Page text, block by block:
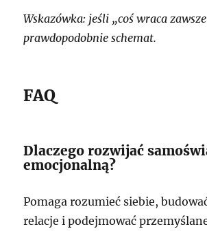
Wskazówka: jeśli „coś wraca
prawdopodobnie schemat.
FAQ
Dlaczego rozwijać
emocjonalną?
Pomaga rozumieć siebie,
relacje i podejmować